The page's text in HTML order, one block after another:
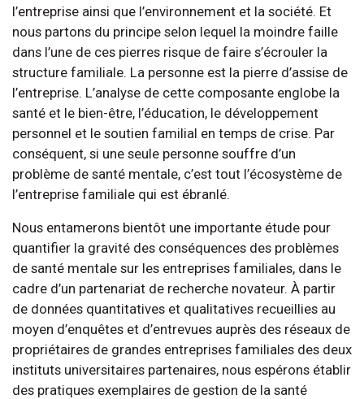
l’entreprise ainsi que l’environnement et la société. Et
nous partons du principe selon lequel la moindre faille
dans l’une de ces pierres risque de faire s’écrouler la
structure familiale. La personne est la pierre d’assise de
l’entreprise. L’analyse de cette composante englobe la
santé et le bien-être, l’éducation, le développement
personnel et le soutien familial en temps de crise. Par
conséquent, si une seule personne souffre d’un
problème de santé mentale, c’est tout l’écosystème de
l’entreprise familiale qui est ébranlé.
Nous entamerons bientôt une importante étude pour
quantifier la gravité des conséquences des problèmes
de santé mentale sur les entreprises familiales, dans le
cadre d’un partenariat de recherche novateur. À partir
de données quantitatives et qualitatives recueillies au
moyen d’enquêtes et d’entrevues auprès des réseaux de
propriétaires de grandes entreprises familiales des deux
instituts universitaires partenaires, nous espérons établir
des pratiques exemplaires de gestion de la santé